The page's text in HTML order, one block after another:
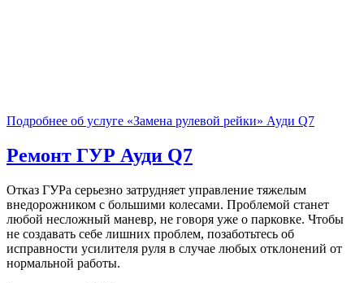
Подробнее об услуге «Замена рулевой рейки» Ауди Q7
Ремонт ГУР Ауди Q7
Отказ ГУРа серьезно затрудняет управление тяжелым
внедорожником с большими колесами. Проблемой станет
любой несложный маневр, не говоря уже о парковке. Чтобы
не создавать себе лишних проблем, позаботьтесь об
исправности усилителя руля в случае любых отклонений от
нормальной работы.